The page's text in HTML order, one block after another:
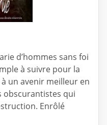
d’hommes sans foi
à suivre pour la
un avenir meilleur en
obscurantistes qui
Enrôlé